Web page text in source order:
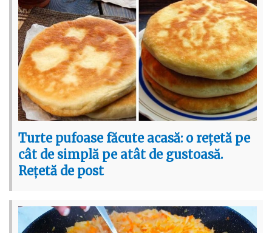
Turte pufoase făcute acasă: o rețetă pe
cât de simplă pe atât de gustoasă.
Rețetă de post